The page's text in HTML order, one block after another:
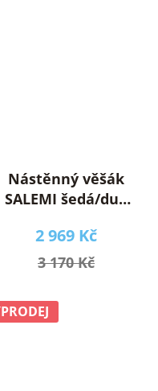
Nástěnný věšák
SALEMI šedá/dub
2 969 Kč
3 170 Kč